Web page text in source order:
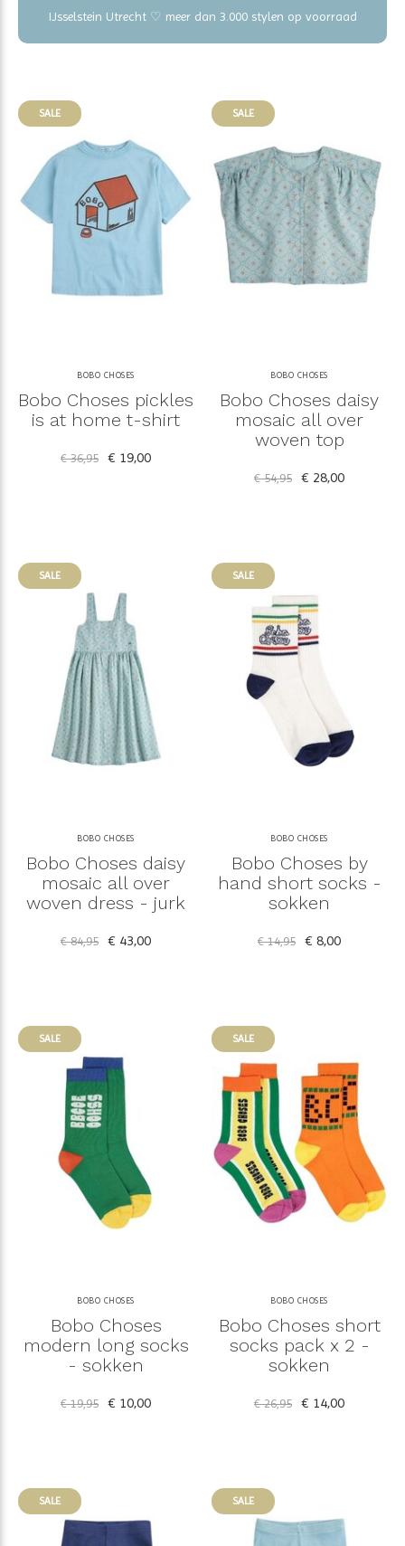
IJsselstein Utrecht ♡ meer dan 3.000 stylen op voorraad
SALE
BOBO CHOSES
Bobo Choses pickles
is at home t-shirt
€ 36,95 € 19,00
SALE
BOBO CHOSES
Bobo Choses daisy
mosaic all over
woven top
€ 54,95 € 28,00
SALE
BOBO CHOSES
Bobo Choses daisy
mosaic all over
woven dress - jurk
€ 84,95 € 43,00
SALE
BOBO CHOSES
Bobo Choses by
hand short socks -
sokken
€ 14,95 € 8,00
SALE
BOBO CHOSES
Bobo Choses
modern long socks
- sokken
€ 19,95 € 10,00
SALE
BOBO CHOSES
Bobo Choses short
socks pack x 2 -
sokken
€ 26,95 € 14,00
SALE SALE